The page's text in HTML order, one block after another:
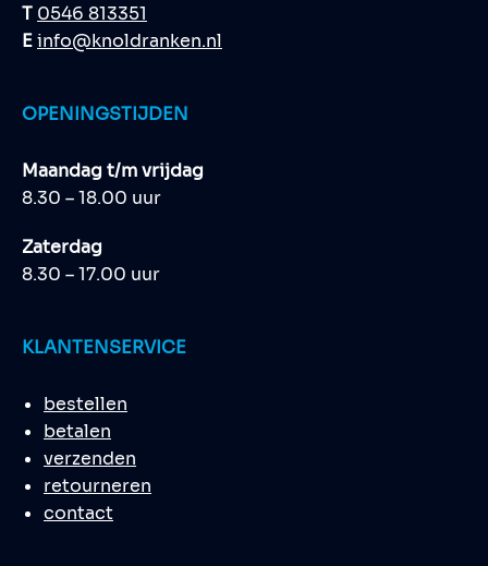
T 0546 813351
Einfo@knoldranken.nl
OPENINGSTIJDEN
Maandag t/m vrijdag
8.30 – 18.00 uur
Zaterdag
8.30 – 17.00 uur
KLANTENSERVICE
bestellen
betalen
verzenden
retourneren
contact